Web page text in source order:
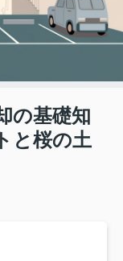
の基礎知
と桜の土